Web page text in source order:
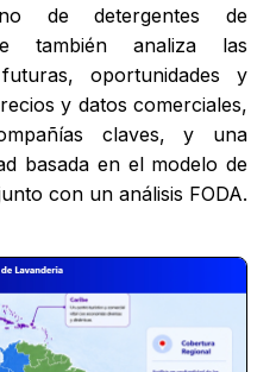
de detergentes de
también analiza las
oportunidades y
y datos comerciales,
claves, y una
basada en el modelo de
con un análisis FODA.